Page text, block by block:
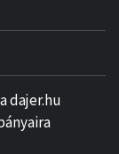
dajer.hu